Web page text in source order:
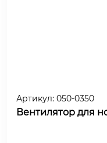
Артикул: 050-0350
Вентилятор для